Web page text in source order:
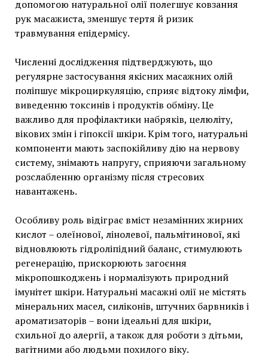
допомогою натуральної олії полегшує ковзання
рук масажиста, зменшує тертя й ризик
травмування епідермісу.
Численні дослідження підтверджують, що
регулярне застосування якісних масажних олій
поліпшує мікроциркуляцію, сприяє відтоку лімфи,
виведенню токсинів і продуктів обміну. Це
важливо для профілактики набряків, целюліту,
вікових змін і гіпоксії шкіри. Крім того, натуральні
компоненти мають заспокійливу дію на нервову
систему, знімають напругу, сприяючи загальному
розслабленню організму після стресових
навантажень.
Особливу роль відіграє вміст незамінних жирних
кислот – олеїнової, лінолевої, пальмітинової, які
відновлюють гідроліпідний баланс, стимулюють
регенерацію, прискорюють загоєння
мікропошкоджень і нормалізують природний
імунітет шкіри. Натуральні масажні олії не містять
мінеральних масел, силіконів, штучних барвників і
ароматизаторів – вони ідеальні для шкіри,
схильної до алергії, а також для роботи з дітьми,
вагітними або людьми похилого віку.